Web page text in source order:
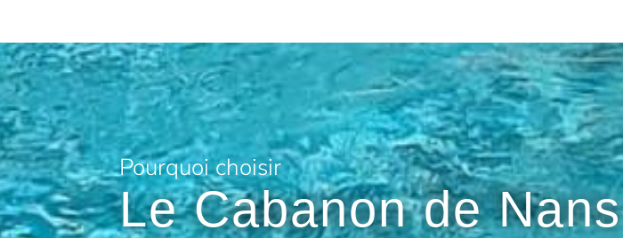
Pourquoi choisir
Le Cabanon de Nans